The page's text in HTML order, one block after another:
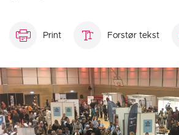
Print Forstør tekst